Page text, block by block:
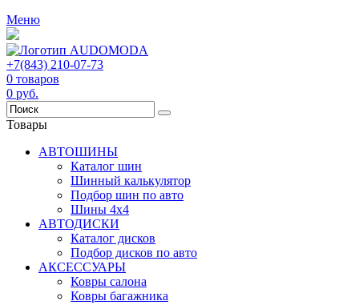
Меню
+7(843) 210-07-73
0 товаров
0 руб.
Товары
АВТОШИНЫ
Каталог шин
Шинный калькулятор
Подбор шин по авто
Шины 4x4
АВТОДИСКИ
Каталог дисков
Подбор дисков по авто
АКСЕССУАРЫ
Ковры салона
Ковры багажника